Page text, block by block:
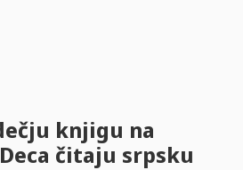
knjigu na
čitaju srpsku